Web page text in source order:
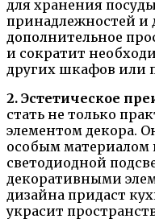
для хранения
принадлежностей и
дополнительное
и сократит
других шкафов или
2. Эстетическое
стать не только
элементом декора.
особым материалом
светодиодной
декоративными
дизайна придаст
украсит